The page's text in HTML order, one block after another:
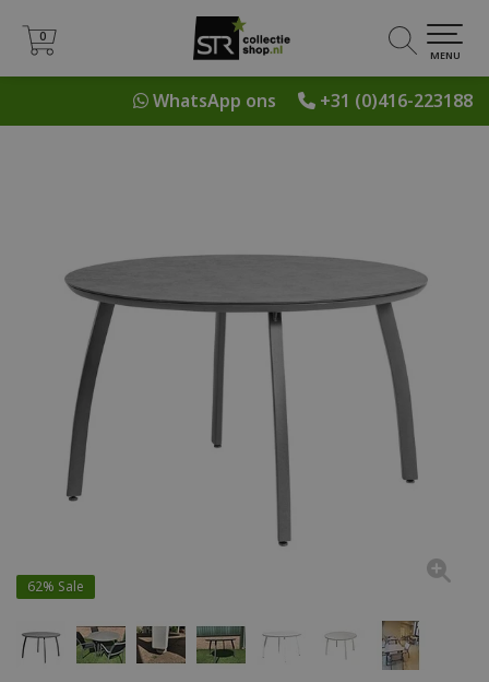
+31 (0)416-223188
WhatsApp ons
0
0
MENU
62% Sale